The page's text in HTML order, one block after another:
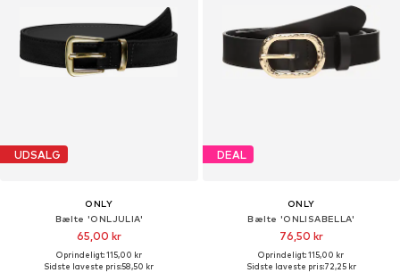
UDSALG
ONLY
Bælte 'ONLJULIA'
65,00 kr
Oprindeligt: 115,00 kr
Sidste laveste pris:58,50 kr
DEAL
ONLY
Bælte 'ONLISABELLA'
76,50 kr
Oprindeligt: 115,00 kr
Sidste laveste pris:72,25 kr